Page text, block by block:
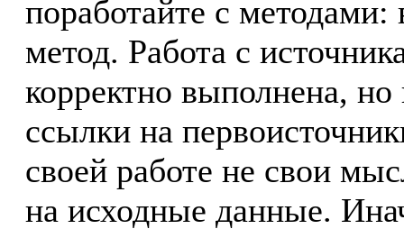
поработайте с методами:
метод. Работа с
корректно выполнена,
ссылки на
своей работе не свои
на исходные данные.